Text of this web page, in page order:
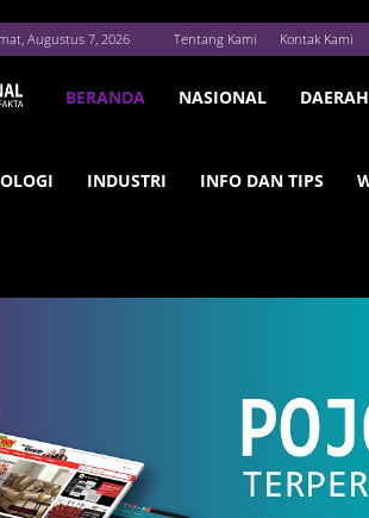
Augustus 7, 2026 Tentang Kami Kontak Kami
BERANDA NASIONAL DAERAH
INDUSTRI INFO DAN TIPS